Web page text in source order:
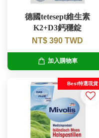
德國tetesept維生素
K2+D3鈣穩錠
NT$ 390 TWD
加入購物車
Best特選現貨